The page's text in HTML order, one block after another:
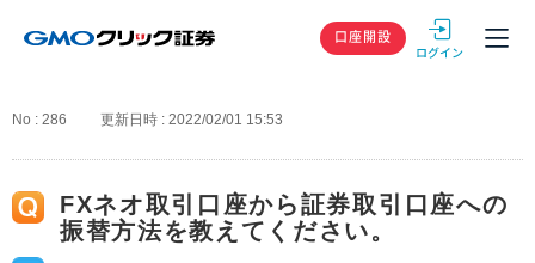
GMOクリック
口座開設
No : 286 更新日時 : 2022/02/01 15:53
FXネオ取引口座から証券取引口座への
振替方法を教えてください。